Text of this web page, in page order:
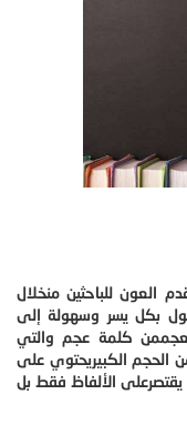
العون للباحثين منخلال
بكل يسر وسهولة إلى
كلمة عجم والتي
الحجم الكبيريحتوي على
الألفاظ فقط بل